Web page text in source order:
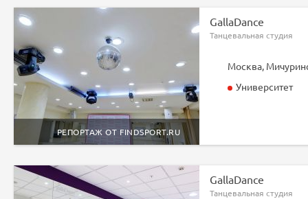
GallaDance
Танцевальная студия
РЕПОРТАЖ ОТ FINDSPORT.RU
Университет
GallaDance
Танцевальная студия